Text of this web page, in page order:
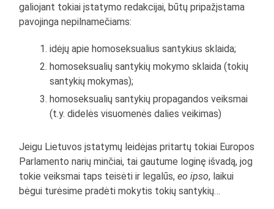
galiojant tokiai įstatymo redakcijai, būtų pripažįstama
pavojinga nepilnamečiams:
idėjų apie homoseksualius santykius sklaida;
homoseksualių santykių mokymo sklaida (tokių
santykių mokymas);
homoseksualių santykių propagandos veiksmai
(t.y. didelės visuomenės dalies veikimas)
Jeigu Lietuvos įstatymų leidėjas pritartų tokiai Europos
Parlamento narių minčiai, tai gautume loginę išvadą, jog
tokie veiksmai taps teisėti ir legalūs,eo ipso, laikui
bėgui turėsime pradėti mokytis tokių santykių…